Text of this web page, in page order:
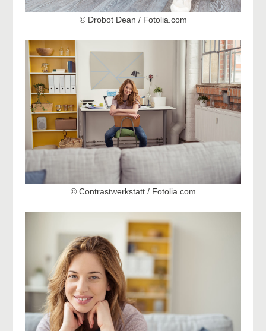
© Drobot Dean / Fotolia.com
© Contrastwerkstatt / Fotolia.com